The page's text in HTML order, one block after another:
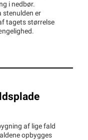
i nedbør.
stenulden er
tagets størrelse
af lige fald
opbygges